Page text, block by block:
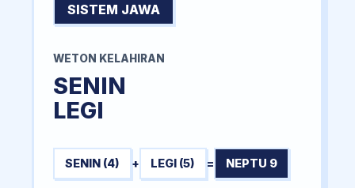
SISTEM JAWA
WETON KELAHIRAN
SENIN
LEGI
SENIN (4) + LEGI (5) = NEPTU 9